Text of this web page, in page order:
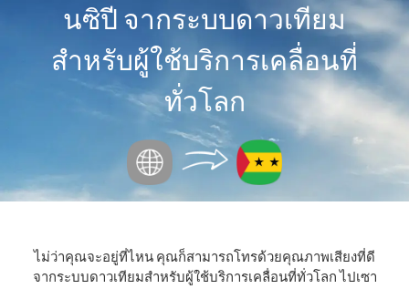
นซิปี จากระบบดาวเทียม
สำหรับผู้ใช้บริการเคลื่อนที่
ทั่วโลก
ไม่ว่าคุณจะอยู่ที่ไหน คุณก็สามารถโทรด้วยคุณภาพเสียงที่ดี
จากระบบดาวเทียมสำหรับผู้ใช้บริการเคลื่อนที่ทั่วโลก ไปเซา